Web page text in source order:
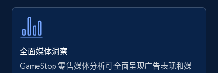
price, Currency, Availability, Reviews count, and
more.
全面媒体洞察
GameStop 零售媒体分析可全面呈现广告表现和媒